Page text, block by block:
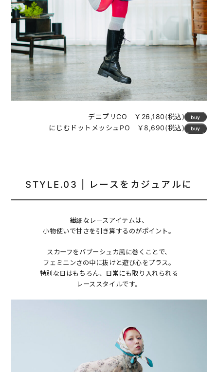
デニプリCO ￥26,180(税込) buy
にじむドットメッシュPO ￥8,690(税込) buy
STYLE.03 | レースをカジュアルに
繊細なレースアイテムは、
小物使いで甘さを引き算するのがポイント。
スカーフをバブーシュカ風に巻くことで、
フェミニンさの中に抜けと遊び心をプラス。
特別な日はもちろん、日常にも取り入れられる
レーススタイルです。